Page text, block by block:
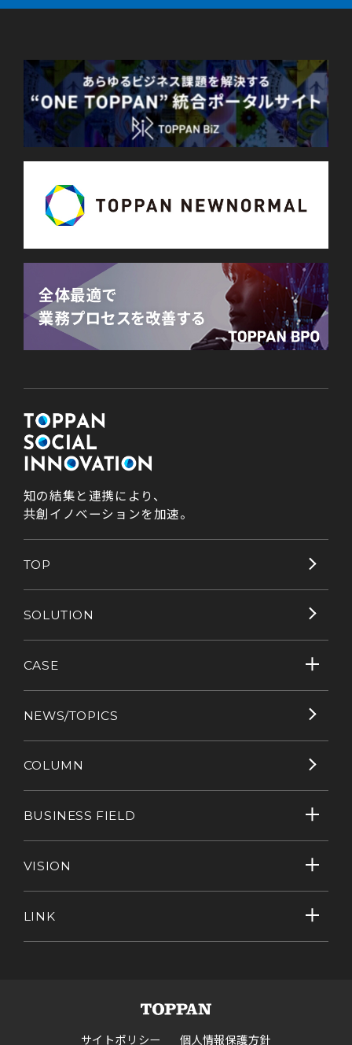
知の結集と連携により、
共創イノベーションを加速。
TOP
SOLUTION
CASE
NEWS/TOPICS
COLUMN
BUSINESS FIELD
VISION
LINK
サイトポリシー 個人情報保護方針